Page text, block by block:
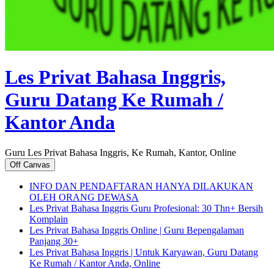
Les Privat Bahasa Inggris,
Guru Datang Ke Rumah /
Kantor Anda
Guru Les Privat Bahasa Inggris, Ke Rumah, Kantor, Online
Off Canvas
INFO DAN PENDAFTARAN HANYA DILAKUKAN
OLEH ORANG DEWASA
Les Privat Bahasa Inggris Guru Profesional: 30 Thn+ Bersih
Komplain
Les Privat Bahasa Inggris Online | Guru Bepengalaman
Panjang 30+
Les Privat Bahasa Inggris | Untuk Karyawan, Guru Datang
Ke Rumah / Kantor Anda, Online